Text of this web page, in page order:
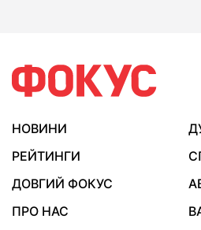
НОВИНИ
РЕЙТИНГИ
ДОВГИЙ ФОКУС
ПРО НАС